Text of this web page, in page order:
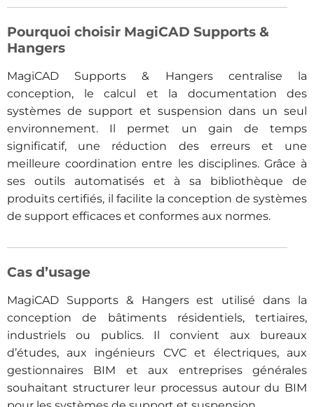
Pourquoi choisir MagiCAD Supports &
Hangers
MagiCAD Supports & Hangers centralise la
conception, le calcul et la documentation des
systèmes de support et suspension dans un seul
environnement. Il permet un gain de temps
significatif, une réduction des erreurs et une
meilleure coordination entre les disciplines. Grâce à
ses outils automatisés et à sa bibliothèque de
produits certifiés, il facilite la conception de systèmes
de support efficaces et conformes aux normes.
Cas d’usage
MagiCAD Supports & Hangers est utilisé dans la
conception de bâtiments résidentiels, tertiaires,
industriels ou publics. Il convient aux bureaux
d’études, aux ingénieurs CVC et électriques, aux
gestionnaires BIM et aux entreprises générales
souhaitant structurer leur processus autour du BIM